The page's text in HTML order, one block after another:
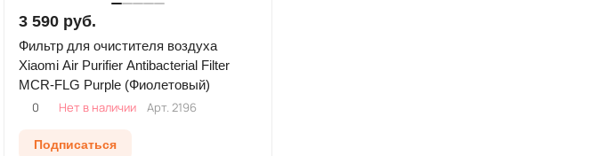
3 590 руб.
Фильтр для очистителя воздуха
Xiaomi Air Purifier Antibacterial Filter
MCR-FLG Purple (Фиолетовый)
0 Нет в наличии Арт. 2196
Подписаться